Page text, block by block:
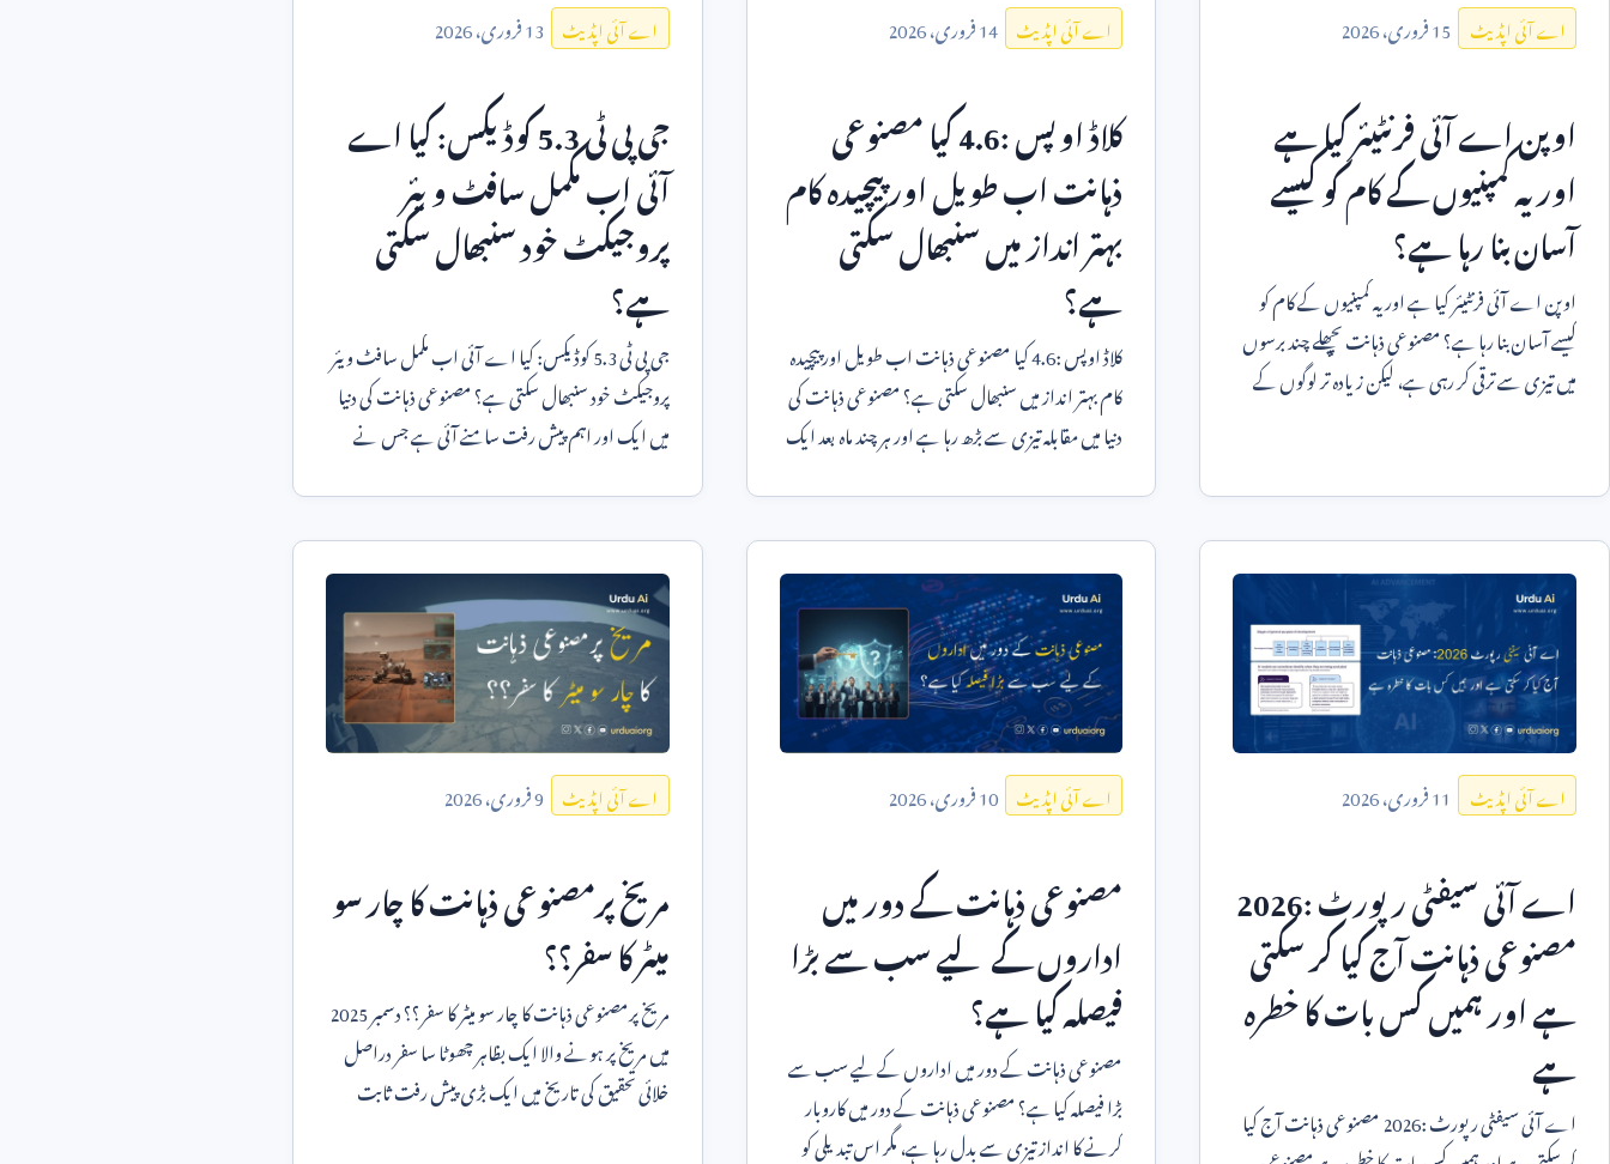
اے آئی اپڈیٹ 15فروری،2026
اوپن اے آئی فرنٹیئر کیا ہے
اور یہ کمپنیوں کے کام کو کیسے
آسان بنا رہا ہے؟
اوپن اے آئی فرنٹیئر کیا ہے اور یہ کمپنیوں کے کام کو
کیسے آسان بنا رہا ہے؟ مصنوعی ذہانت پچھلے چند برسوں
میں تیزی سے ترقی کر رہی ہے، لیکن زیادہ تر لوگوں کے
اے آئی اپڈیٹ 14فروری،2026
کلاڈ اوپس4.6:کیا مصنوعی
ذہانت اب طویل اور پیچیدہ کام
بہتر انداز میں سنبھال سکتی
ہے؟
کلاڈ اوپس4.6:کیا مصنوعی ذہانت اب طویل اور پیچیدہ
کام بہتر انداز میں سنبھال سکتی ہے؟ مصنوعی ذہانت کی
دنیا میں مقابلہ تیزی سے بڑھ رہا ہے اور ہر چند ماہ بعد ایک
اے آئی اپڈیٹ 13فروری،2026
جی پی ٹی5.3کوڈیکس: کیا اے
آئی اب مکمل سافٹ ویئر
پروجیکٹ خود سنبھال سکتی
ہے؟
جی پی ٹی5.3کوڈیکس: کیا اے آئی اب مکمل سافٹ ویئر
پروجیکٹ خود سنبھال سکتی ہے؟ مصنوعی ذہانت کی دنیا
میں ایک اور اہم پیش رفت سامنے آئی ہے جس نے
اے آئی اپڈیٹ 11فروری،2026
اے آئی سیفٹی رپورٹ2026:
مصنوعی ذہانت آج کیا کر سکتی
ہے اور ہمیں کس بات کا خطرہ
ہے
اے آئی سیفٹی رپورٹ2026:مصنوعی ذہانت آج کیا
اے آئی اپڈیٹ 10فروری،2026
مصنوعی ذہانت کے دور میں
اداروں کے لیے سب سے بڑا
فیصلہ کیا ہے؟
مصنوعی ذہانت کے دور میں اداروں کے لیے سب سے
بڑا فیصلہ کیا ہے؟ مصنوعی ذہانت کے دور میں کاروبار
کرنے کا انداز تیزی سے بدل رہا ہے، مگر اس تبدیلی کو
اے آئی اپڈیٹ 9فروری،2026
مریخ پرمصنوعی ذہانت کا چار سو
میٹر کا سفر؟؟
مریخ پرمصنوعی ذہانت کا چار سو میٹر کا سفر؟؟ دسمبر2025
میں مریخ پر ہونے والا ایک بظاہر چھوٹا سا سفر دراصل
خلائی تحقیق کی تاریخ میں ایک بڑی پیش رفت ثابت